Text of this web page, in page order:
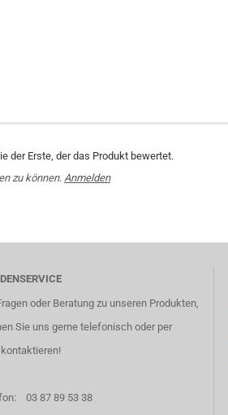
der Erste, der das Produkt bewertet.
zu können. Anmelden
oder Beratung zu unseren Produkten,
Sie uns gerne telefonisch oder per
03 87 89 53 38